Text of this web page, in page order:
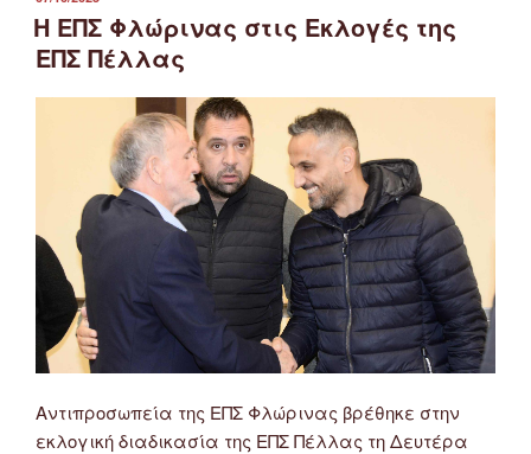
ΣΤΙΣ
Η ΕΠΣ Φλώρινας στις Εκλογές της
ΕΠΣ Πέλλας
Αντιπροσωπεία της ΕΠΣ Φλώρινας βρέθηκε στην
εκλογική διαδικασία της ΕΠΣ Πέλλας τη Δευτέρα